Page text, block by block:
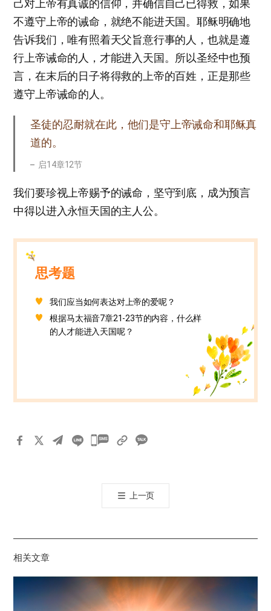
己对上帝有真诚的信仰，并确信自己已得救，如果
不遵守上帝的诫命，就绝不能进天国。耶稣明确地
告诉我们，唯有照着天父旨意行事的人，也就是遵
行上帝诫命的人，才能进入天国。所以圣经中也预
言，在末后的日子将得救的上帝的百姓，正是那些
遵守上帝诫命的人。
圣徒的忍耐就在此，他们是守上帝诫命和耶稣真
道的。
启14章12节
我们要珍视上帝赐予的诫命，坚守到底，成为预言
中得以进入永恒天国的主人公。
思考题
我们应当如何表达对上帝的爱呢？
根据马太福音7章21-23节的内容，什么样
的人才能进入天国呢？
카
톡
공
기
上一页
相关文章